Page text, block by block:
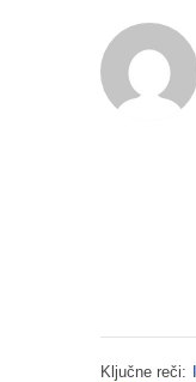
Ključne reči: